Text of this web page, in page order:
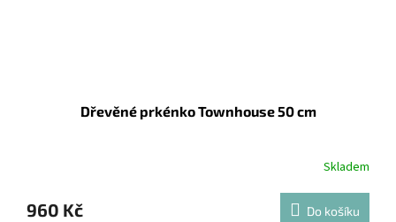
Dřevěné prkénko Townhouse 50 cm
Skladem
960 Kč Do košíku